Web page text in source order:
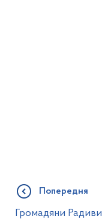
Попередня
Громадяни